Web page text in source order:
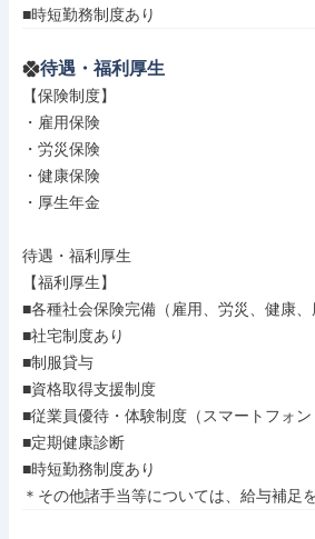
■時短勤務制度あり
待遇・福利厚生
【保険制度】
・雇用保険
・労災保険
・健康保険
・厚生年金
待遇・福利厚生
【福利厚生】
■各種社会保険完備（雇⽤、労災、健康、
■社宅制度あり
■制服貸与
■資格取得⽀援制度
■従業員優待・体験制度（スマートフォン
■定期健康診断
■時短勤務制度あり
＊その他諸手当等については、給与補足